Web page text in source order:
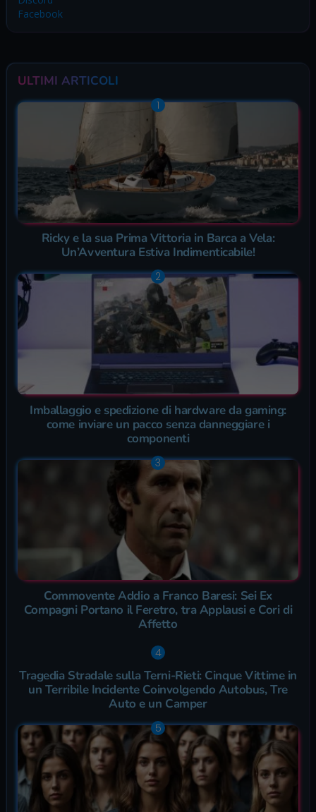
Facebook
ULTIMI ARTICOLI
Ricky e la sua Prima Vittoria in Barca a Vela:
Un’Avventura Estiva Indimenticabile!
Imballaggio e spedizione di hardware da gaming:
come inviare un pacco senza danneggiare i
componenti
Commovente Addio a Franco Baresi: Sei Ex
Compagni Portano il Feretro, tra Applausi e Cori di
Affetto
Tragedia Stradale sulla Terni-Rieti: Cinque Vittime in
un Terribile Incidente Coinvolgendo Autobus, Tre
Auto e un Camper